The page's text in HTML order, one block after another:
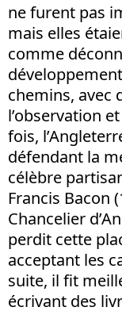
ne furent pas
mais elles
comme
chemins, avec
l’observation
fois,
défendant la
célèbre
Francis Bacon
Chancelier
perdit cette
acceptant les
suite, il fit
écrivant des